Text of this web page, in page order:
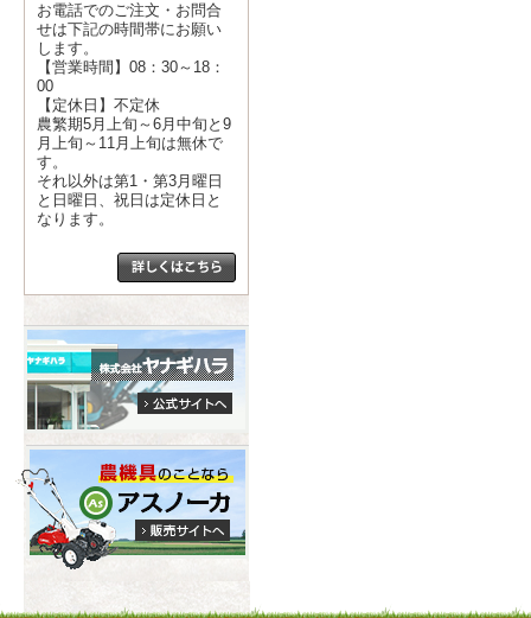
お電話でのご注文・お問合
せは下記の時間帯にお願い
します。
【営業時間】08：30～18：
00
【定休日】不定休
農繁期5月上旬～6月中旬と9
月上旬～11月上旬は無休で
す。
それ以外は第1・第3月曜日
と日曜日、祝日は定休日と
なります。